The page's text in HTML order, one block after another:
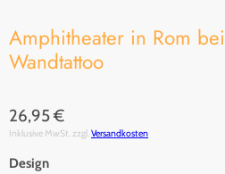
Amphitheater in Rom
Wandtattoo
26,95 €
Inklusive MwSt. zzgl. Versandkosten
Design